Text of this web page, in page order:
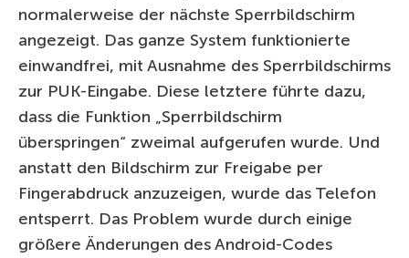
normalerweise der nächste Sperrbildschirm
angezeigt. Das ganze System funktionierte
einwandfrei, mit Ausnahme des Sperrbildschirms
zur PUK-Eingabe. Diese letztere führte dazu,
dass die Funktion „Sperrbildschirm
überspringen“ zweimal aufgerufen wurde. Und
anstatt den Bildschirm zur Freigabe per
Fingerabdruck anzuzeigen, wurde das Telefon
entsperrt. Das Problem wurde durch einige
größere Änderungen des Android-Codes